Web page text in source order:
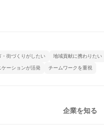
・街づくりがしたい 地域貢献に携わりたい
ケーションが活発 チームワークを重視
企業を知る